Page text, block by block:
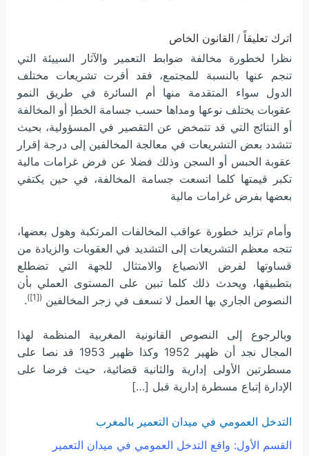
اترك تعليقاً / القانون الخاص
نظرا لخطورة مخالفة ضوابط التعمير والآثار السييئة التي
تنجم عنها بالنسبة للمجتمع، فقد أقرت تشريعات مختلف
الدول سواء المتقدمة منها أم السائرة في طريق النمو
عقوبات يختلف نوعها ومداها حسب جسامة الخطإ أو المخالفة
أو النتائج التي قد تتمخض عن التقصير في المسؤولية، بحيث
تتشدد بعض التشريعات في معالجة المخالفين إلى درجة إقرار
عقوبة الحبس أو السجن وذلك فضلا عن فرض غرامات مالية
تكبر قيمتها كلما اتسعت جسامة المخالفة، في حين يكتفي
بعضها بفرض غرامات مالية
وأمام تزايد خطورة عواقب المخالفات المرتكبة وهول بعضها،
تتجه معظم التشريعات إلى التشديد في العقوبات والزيادة من
قساوتها لفرض الانصياع والامتثال للجهة التي تضطلع
بتطبيقها، ويحدث ذلك كلما تبين على المستوى العملي بأن
النصوص الجاري بها العمل لا تسعف في زجر المخالفين ([1])
.
وبالرجوع إلى النصوص القانونية المغربية المنظمة لهذا
المجال نجد أن ظهير 1952 وكذا ظهير 1953 قد نصا على
مسطرتين الأولى إدارية والثانية قضائية، حيث فرضا على
الإدارة إتباع مسطرة إدارية قبل […]
التدخل العمومي في ميدان التعمير بالمغرب
القسم الأول: واقع التدخل العمومي في ميدان التعمير